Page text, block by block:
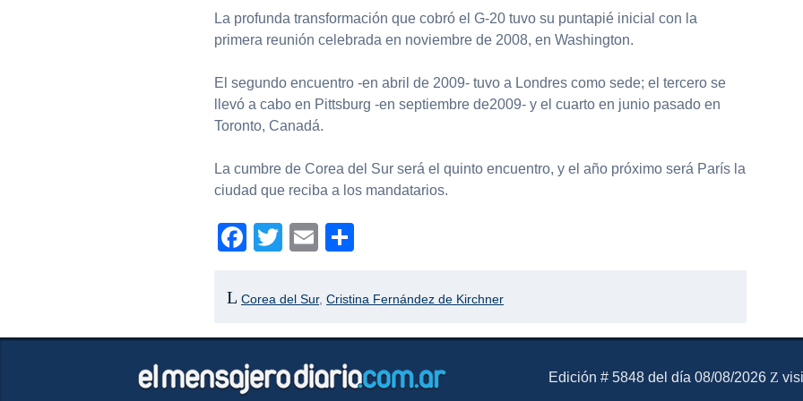
La profunda transformación que cobró el G-20 tuvo su puntapié inicial con la
primera reunión celebrada en noviembre de 2008, en Washington.
El segundo encuentro -en abril de 2009- tuvo a Londres como sede; el tercero se
llevó a cabo en Pittsburg -en septiembre de2009- y el cuarto en junio pasado en
Toronto, Canadá.
La cumbre de Corea del Sur será el quinto encuentro, y el año próximo será París la
ciudad que reciba a los mandatarios.
Facebook
TwitterEmail
Corea del Sur,Cristina Fernández de Kirchner
El Mensajero Diario
Edición # 5848 del día 08/08/2026